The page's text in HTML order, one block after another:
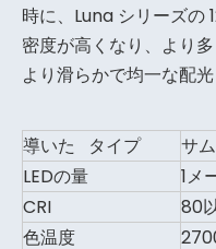
時に、Luna シリーズの
密度が高くなり、より
より滑らかで均一な配光
導いた タイプ
サ
LEDの量
1メ
CRI
80
色温度